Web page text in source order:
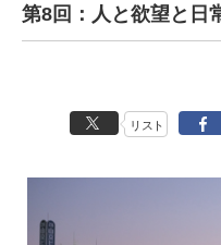
第8回：人と欲望と
リスト